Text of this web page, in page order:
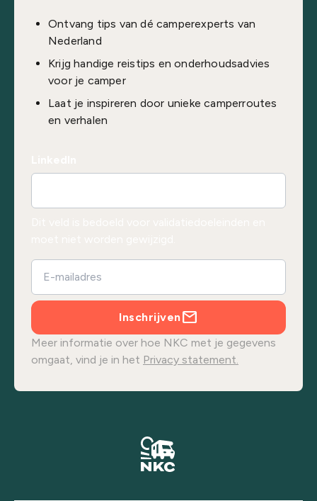
Ontvang tips van dé camperexperts van
Nederland
Krijg handige reistips en onderhoudsadvies
voor je camper
Laat je inspireren door unieke camperroutes
en verhalen
Inschrijven
Meer informatie over hoe NKC met je gegevens
omgaat, vind je in het Privacy statement.